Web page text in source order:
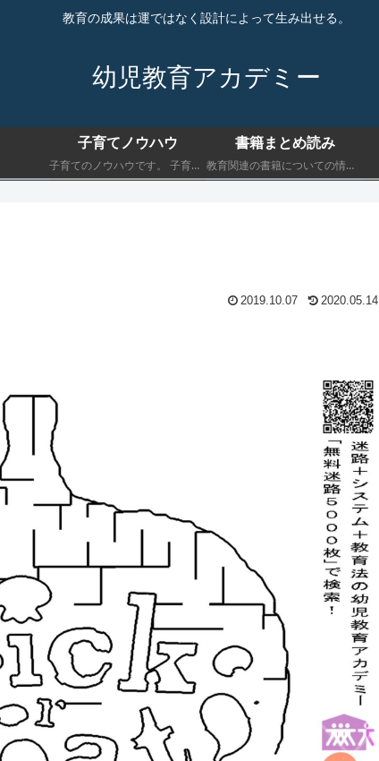
教育の成果は運ではなく設計によって生み出せる。
幼児教育アカデミー
子育てノウハウ
子育てのノウハウです。 子育てにおいて最低限知っておくべきことを書きます。
書籍まとめ読み
教育関連の書籍についての情報です。 子育てにおいて最低限知っておくべきことを書きます。
2019.10.07 2020.05.14